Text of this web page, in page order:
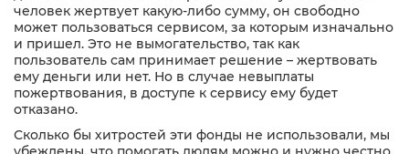
человек жертвует какую-либо сумму, он свободно
может пользоваться сервисом, за которым изначально
и пришел. Это не вымогательство, так как
пользователь сам принимает решение – жертвовать
ему деньги или нет. Но в случае невыплаты
пожертвования, в доступе к сервису ему будет
отказано.
Сколько бы хитростей эти фонды не использовали, мы